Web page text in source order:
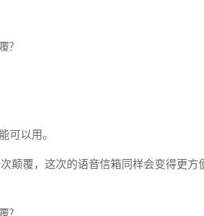
可以用。
颠覆，这次的语音信箱同样会变得更方